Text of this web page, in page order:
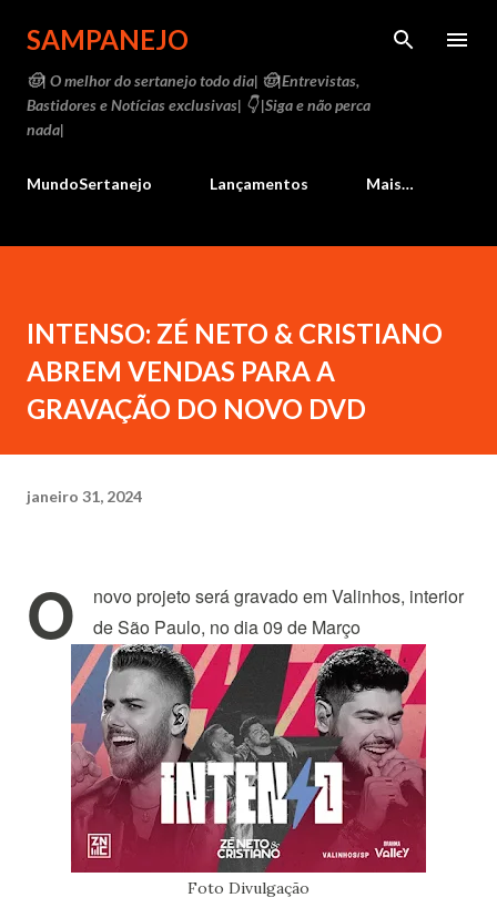
Pular para o conteúdo principal
SAMPANEJO
🤠| O melhor do sertanejo todo dia| 🤠|Entrevistas,
Bastidores e Notícias exclusivas| 👇 |Siga e não perca
nada|
MundoSertanejo Lançamentos Mais…
INTENSO: ZÉ NETO & CRISTIANO
ABREM VENDAS PARA A
GRAVAÇÃO DO NOVO DVD
janeiro 31, 2024
O
novo projeto será gravado em Valinhos, interior
de São Paulo, no dia 09 de Março
Foto Divulgação